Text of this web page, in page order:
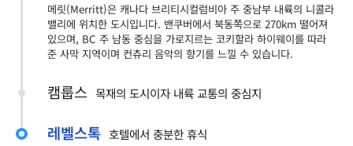
메릿(Merritt)은 캐나다 브리티시컬럼비아 주 중남부 내륙의 니콜라
밸리에 위치한 도시입니다. 밴쿠버에서 북동쪽으로 270km 떨어져
있으며, BC 주 남동 중심을 가로지르는 코키할라 하이웨이를 따라
준 사막 지역이며 컨츄리 음악의 향기를 느낄 수 있습니다.
캠룹스 목재의 도시이자 내륙 교통의 중심지
레벨스톡 호텔에서 충분한 휴식